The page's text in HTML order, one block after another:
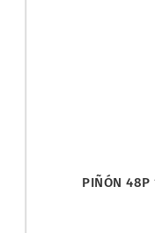
PIÑÓN 48P